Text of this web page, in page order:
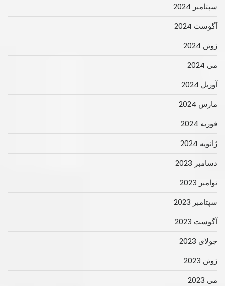
سپتامبر 2024
آگوست 2024
ژوئن 2024
می 2024
آوریل 2024
مارس 2024
فوریه 2024
ژانویه 2024
دسامبر 2023
نوامبر 2023
سپتامبر 2023
آگوست 2023
جولای 2023
ژوئن 2023
می 2023